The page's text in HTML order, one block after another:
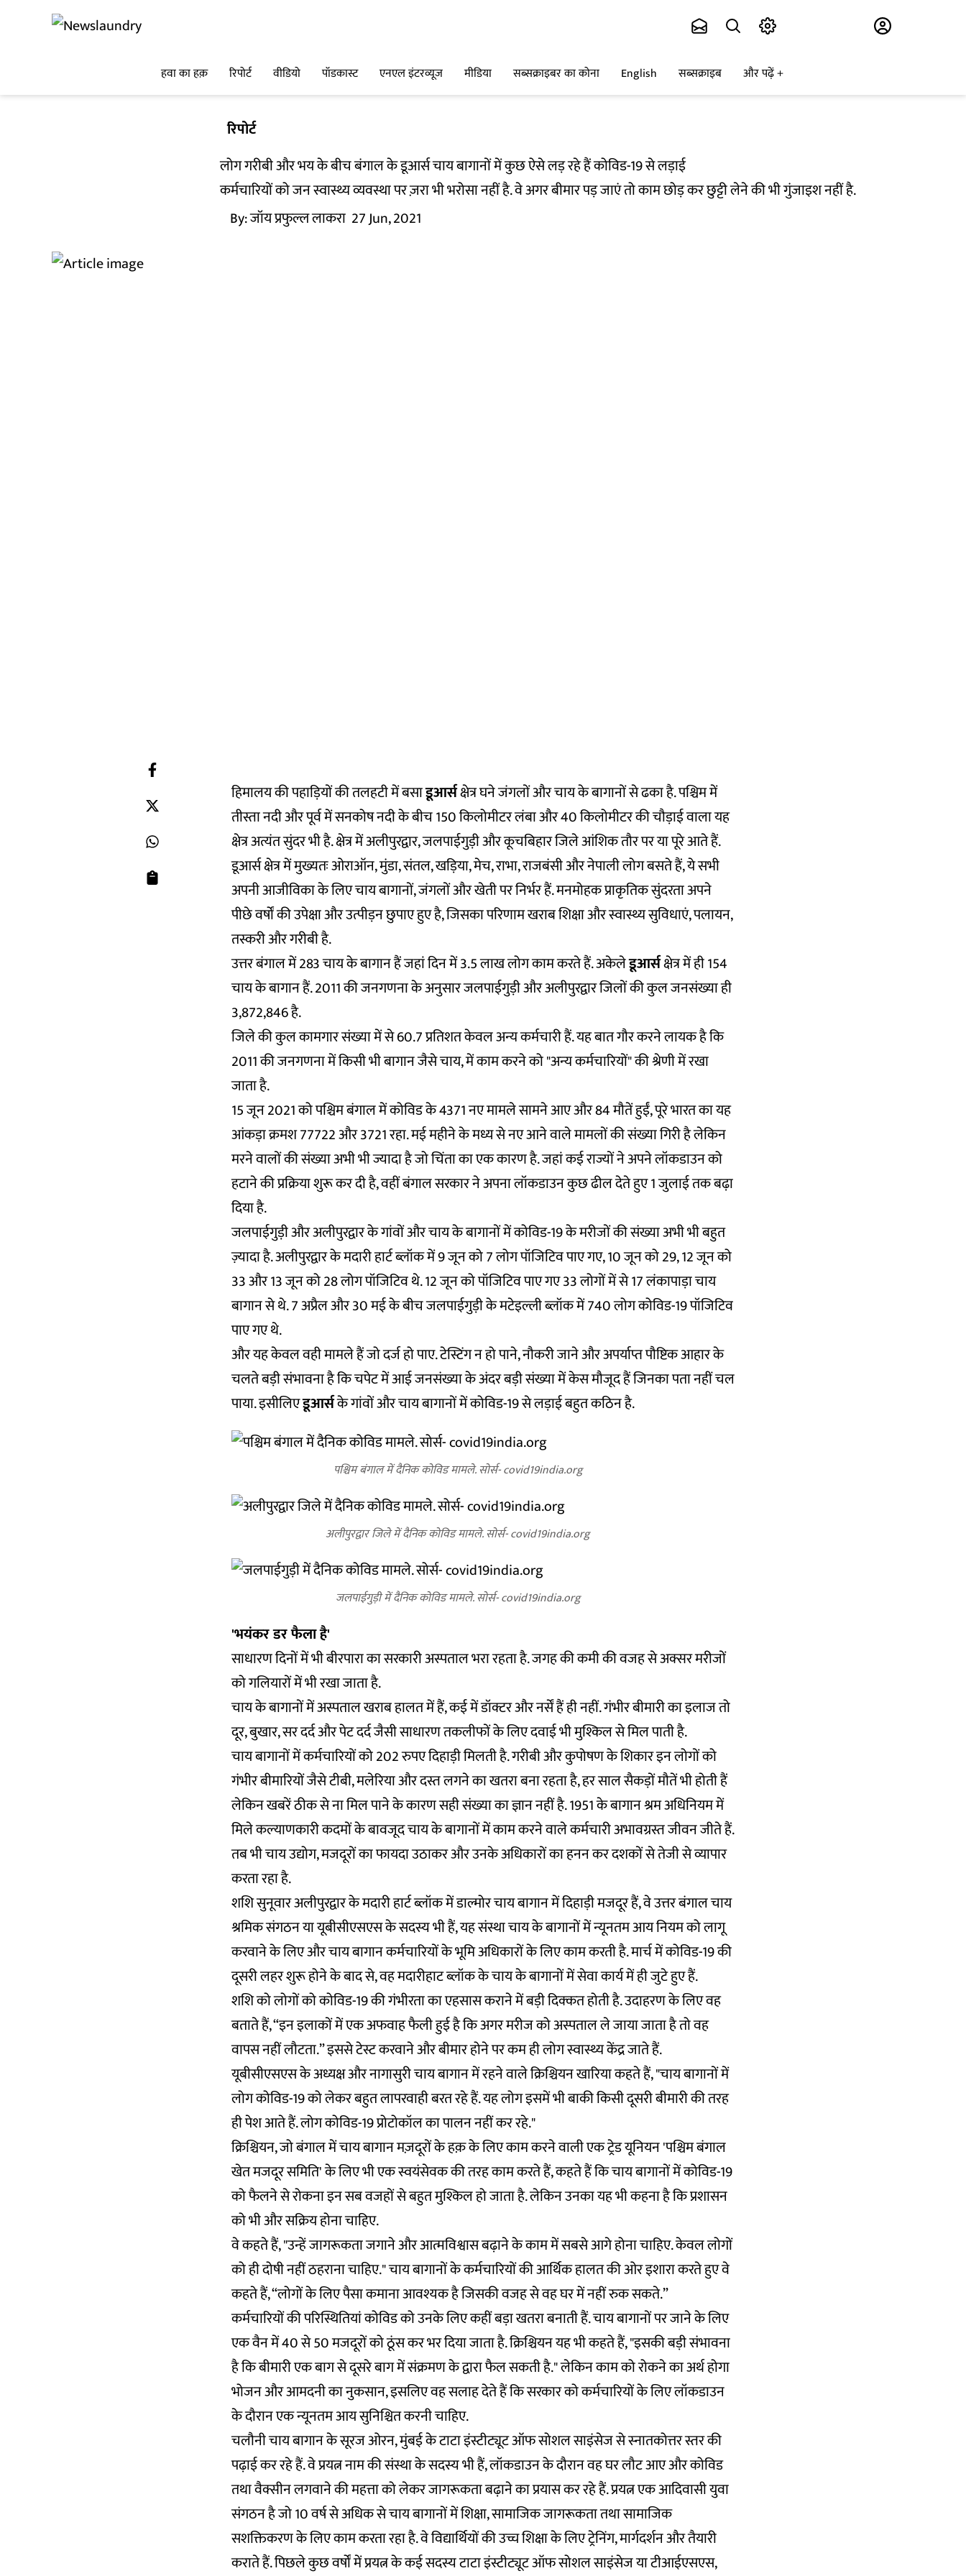
हवा का हक़ रिपोर्ट वीडियो पॉडकास्ट एनएल इंटरव्यूज मीडिया सब्सक्राइबर का कोना English सब्सक्राइब और पढ़ें
रिपोर्ट
लोग गरीबी और भय के बीच बंगाल के डूआर्स चाय बागानों में कुछ ऐसे लड़ रहे हैं कोविड-19 से लड़ाई
कर्मचारियों को जन स्वास्थ्य व्यवस्था पर ज़रा भी भरोसा नहीं है. वे अगर बीमार पड़ जाएं तो काम छोड़ कर छुट्टी लेने की भी गुंजाइश नहीं है.
By:जॉय प्रफुल्ल लाकरा 27 Jun, 2021
हिमालय की पहाड़ियों की तलहटी में बसाडूआर्सक्षेत्र घने जंगलों और चाय के बागानों से ढका है. पश्चिम में
तीस्ता नदी और पूर्व में सनकोष नदी के बीच 150 किलोमीटर लंबा और 40 किलोमीटर की चौड़ाई वाला यह
क्षेत्र अत्यंत सुंदर भी है. क्षेत्र में अलीपुरद्वार, जलपाईगुड़ी और कूचबिहार जिले आंशिक तौर पर या पूरे आते हैं.
डूआर्स क्षेत्र में मुख्यतः ओराऑन, मुंडा, संतल, खड़िया, मेच, राभा, राजबंसी और नेपाली लोग बसते हैं, ये सभी
अपनी आजीविका के लिए चाय बागानों, जंगलों और खेती पर निर्भर हैं. मनमोहक प्राकृतिक सुंदरता अपने
पीछे वर्षों की उपेक्षा और उत्पीड़न छुपाए हुए है, जिसका परिणाम खराब शिक्षा और स्वास्थ्य सुविधाएं, पलायन,
तस्करी और गरीबी है.
उत्तर बंगाल में 283 चाय के बागान हैं जहां दिन में 3.5 लाख लोग काम करते हैं. अकेलेडूआर्सक्षेत्र में ही 154
चाय के बागान हैं. 2011 की जनगणना के अनुसार जलपाईगुड़ी और अलीपुरद्वार जिलों की कुल जनसंख्या ही
3,872,846 है.
जिले की कुल कामगार संख्या में से 60.7 प्रतिशत केवल अन्य कर्मचारी हैं. यह बात गौर करने लायक है कि
2011 की जनगणना में किसी भी बागान जैसे चाय, में काम करने को "अन्य कर्मचारियों" की श्रेणी में रखा
जाता है.
15 जून 2021 को पश्चिम बंगाल में कोविड के 4371 नए मामले सामने आए और 84 मौतें हुईं, पूरे भारत का यह
आंकड़ा क्रमश 77722 और 3721 रहा. मई महीने के मध्य से नए आने वाले मामलों की संख्या गिरी है लेकिन
मरने वालों की संख्या अभी भी ज्यादा है जो चिंता का एक कारण है. जहां कई राज्यों ने अपने लॉकडाउन को
हटाने की प्रक्रिया शुरू कर दी है, वहीं बंगाल सरकार ने अपना लॉकडाउन कुछ ढील देते हुए 1 जुलाई तक बढ़ा
दिया है.
जलपाईगुड़ी और अलीपुरद्वार के गांवों और चाय के बागानों में कोविड-19 के मरीजों की संख्या अभी भी बहुत
ज़्यादा है. अलीपुरद्वार के मदारी हार्ट ब्लॉक में 9 जून को 7 लोग पॉजिटिव पाए गए, 10 जून को 29, 12 जून को
33 और 13 जून को 28 लोग पॉजिटिव थे. 12 जून को पॉजिटिव पाए गए 33 लोगों में से 17 लंकापाड़ा चाय
बागान से थे. 7 अप्रैल और 30 मई के बीच जलपाईगुड़ी के मटेइल्ली ब्लॉक में 740 लोग कोविड-19 पॉजिटिव
पाए गए थे.
और यह केवल वही मामले हैं जो दर्ज हो पाए. टेस्टिंग न हो पाने, नौकरी जाने और अपर्याप्त पौष्टिक आहार के
चलते बड़ी संभावना है कि चपेट में आई जनसंख्या के अंदर बड़ी संख्या में केस मौजूद हैं जिनका पता नहीं चल
पाया. इसीलिएडूआर्सके गांवों और चाय बागानों में कोविड-19 से लड़ाई बहुत कठिन है.
पश्चिम बंगाल में दैनिक कोविड मामले. सोर्स- covid19india.org
अलीपुरद्वार जिले में दैनिक कोविड मामले. सोर्स- covid19india.org
जलपाईगुड़ी में दैनिक कोविड मामले. सोर्स- covid19india.org
'भयंकर डर फैला है'
साधारण दिनों में भी बीरपारा का सरकारी अस्पताल भरा रहता है. जगह की कमी की वजह से अक्सर मरीजों
को गलियारों में भी रखा जाता है.
चाय के बागानों में अस्पताल खराब हालत में हैं, कई में डॉक्टर और नर्सें हैं ही नहीं. गंभीर बीमारी का इलाज तो
दूर, बुखार, सर दर्द और पेट दर्द जैसी साधारण तकलीफों के लिए दवाई भी मुश्किल से मिल पाती है.
चाय बागानों में कर्मचारियों को 202 रुपए दिहाड़ी मिलती है. गरीबी और कुपोषण के शिकार इन लोगों को
गंभीर बीमारियों जैसे टीबी, मलेरिया और दस्त लगने का खतरा बना रहता है, हर साल सैकड़ों मौतें भी होती हैं
लेकिन खबरें ठीक से ना मिल पाने के कारण सही संख्या का ज्ञान नहीं है. 1951 के बागान श्रम अधिनियम में
मिले कल्याणकारी कदमों के बावजूद चाय के बागानों में काम करने वाले कर्मचारी अभावग्रस्त जीवन जीते हैं.
तब भी चाय उद्योग, मजदूरों का फायदा उठाकर और उनके अधिकारों का हनन कर दशकों से तेजी से व्यापार
करता रहा है.
शशि सुनूवार अलीपुरद्वार के मदारी हार्ट ब्लॉक में डाल्मोर चाय बागान में दिहाड़ी मजदूर हैं, वे उत्तर बंगाल चाय
श्रमिक संगठन या यूबीसीएसएस के सदस्य भी हैं, यह संस्था चाय के बागानों में न्यूनतम आय नियम को लागू
करवाने के लिए और चाय बागान कर्मचारियों के भूमि अधिकारों के लिए काम करती है. मार्च में कोविड-19 की
दूसरी लहर शुरू होने के बाद से, वह मदारीहाट ब्लॉक के चाय के बागानों में सेवा कार्य में ही जुटे हुए हैं.
शशि को लोगों को कोविड-19 की गंभीरता का एहसास कराने में बड़ी दिक्कत होती है. उदाहरण के लिए वह
बताते हैं, “इन इलाकों में एक अफवाह फैली हुई है कि अगर मरीज को अस्पताल ले जाया जाता है तो वह
वापस नहीं लौटता.” इससे टेस्ट करवाने और बीमार होने पर कम ही लोग स्वास्थ्य केंद्र जाते हैं.
यूबीसीएसएस के अध्यक्ष और नागासुरी चाय बागान में रहने वाले क्रिश्चियन खारिया कहते हैं, "चाय बागानों में
लोग कोविड-19 को लेकर बहुत लापरवाही बरत रहे हैं. यह लोग इसमें भी बाकी किसी दूसरी बीमारी की तरह
ही पेश आते हैं. लोग कोविड-19 प्रोटोकॉल का पालन नहीं कर रहे."
क्रिश्चियन, जो बंगाल में चाय बागान मज़दूरों के हक़ के लिए काम करने वाली एक ट्रेड यूनियन 'पश्चिम बंगाल
खेत मजदूर समिति' के लिए भी एक स्वयंसेवक की तरह काम करते हैं, कहते हैं कि चाय बागानों में कोविड-19
को फैलने से रोकना इन सब वजहों से बहुत मुश्किल हो जाता है. लेकिन उनका यह भी कहना है कि प्रशासन
को भी और सक्रिय होना चाहिए.
वे कहते हैं, "उन्हें जागरूकता जगाने और आत्मविश्वास बढ़ाने के काम में सबसे आगे होना चाहिए. केवल लोगों
को ही दोषी नहीं ठहराना चाहिए." चाय बागानों के कर्मचारियों की आर्थिक हालत की ओर इशारा करते हुए वे
कहते हैं, “लोगों के लिए पैसा कमाना आवश्यक है जिसकी वजह से वह घर में नहीं रुक सकते.”
कर्मचारियों की परिस्थितियां कोविड को उनके लिए कहीं बड़ा खतरा बनाती हैं. चाय बागानों पर जाने के लिए
एक वैन में 40 से 50 मजदूरों को ठूंस कर भर दिया जाता है. क्रिश्चियन यह भी कहते हैं, "इसकी बड़ी संभावना
है कि बीमारी एक बाग से दूसरे बाग में संक्रमण के द्वारा फैल सकती है." लेकिन काम को रोकने का अर्थ होगा
भोजन और आमदनी का नुकसान, इसलिए वह सलाह देते हैं कि सरकार को कर्मचारियों के लिए लॉकडाउन
के दौरान एक न्यूनतम आय सुनिश्चित करनी चाहिए.
चलौनी चाय बागान के सूरज ओरन, मुंबई के टाटा इंस्टीट्यूट ऑफ सोशल साइंसेज से स्नातकोत्तर स्तर की
पढ़ाई कर रहे हैं. वे प्रयत्न नाम की संस्था के सदस्य भी हैं, लॉकडाउन के दौरान वह घर लौट आए और कोविड
तथा वैक्सीन लगवाने की महत्ता को लेकर जागरूकता बढ़ाने का प्रयास कर रहे हैं. प्रयत्न एक आदिवासी युवा
संगठन है जो 10 वर्ष से अधिक से चाय बागानों में शिक्षा, सामाजिक जागरूकता तथा सामाजिक
सशक्तिकरण के लिए काम करता रहा है. वे विद्यार्थियों की उच्च शिक्षा के लिए ट्रेनिंग, मार्गदर्शन और तैयारी
कराते हैं. पिछले कुछ वर्षों में प्रयत्न के कई सदस्य टाटा इंस्टीट्यूट ऑफ सोशल साइंसेज या टीआईएसएस,